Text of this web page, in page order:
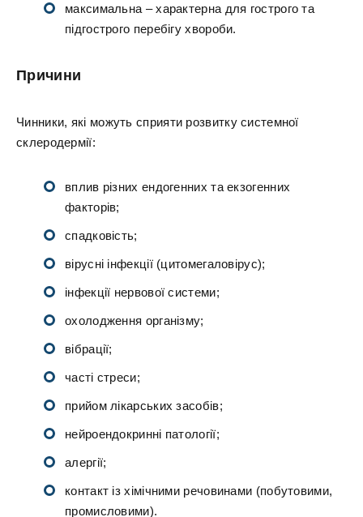
максимальна – характерна для гострого та
підгострого перебігу хвороби.
Причини
Чинники, які можуть сприяти розвитку системної
склеродермії:
вплив різних ендогенних та екзогенних
факторів;
спадковість;
вірусні інфекції (цитомегаловірус);
інфекції нервової системи;
охолодження організму;
вібрації;
часті стреси;
прийом лікарських засобів;
нейроендокринні патології;
алергії;
контакт із хімічними речовинами (побутовими,
промисловими).